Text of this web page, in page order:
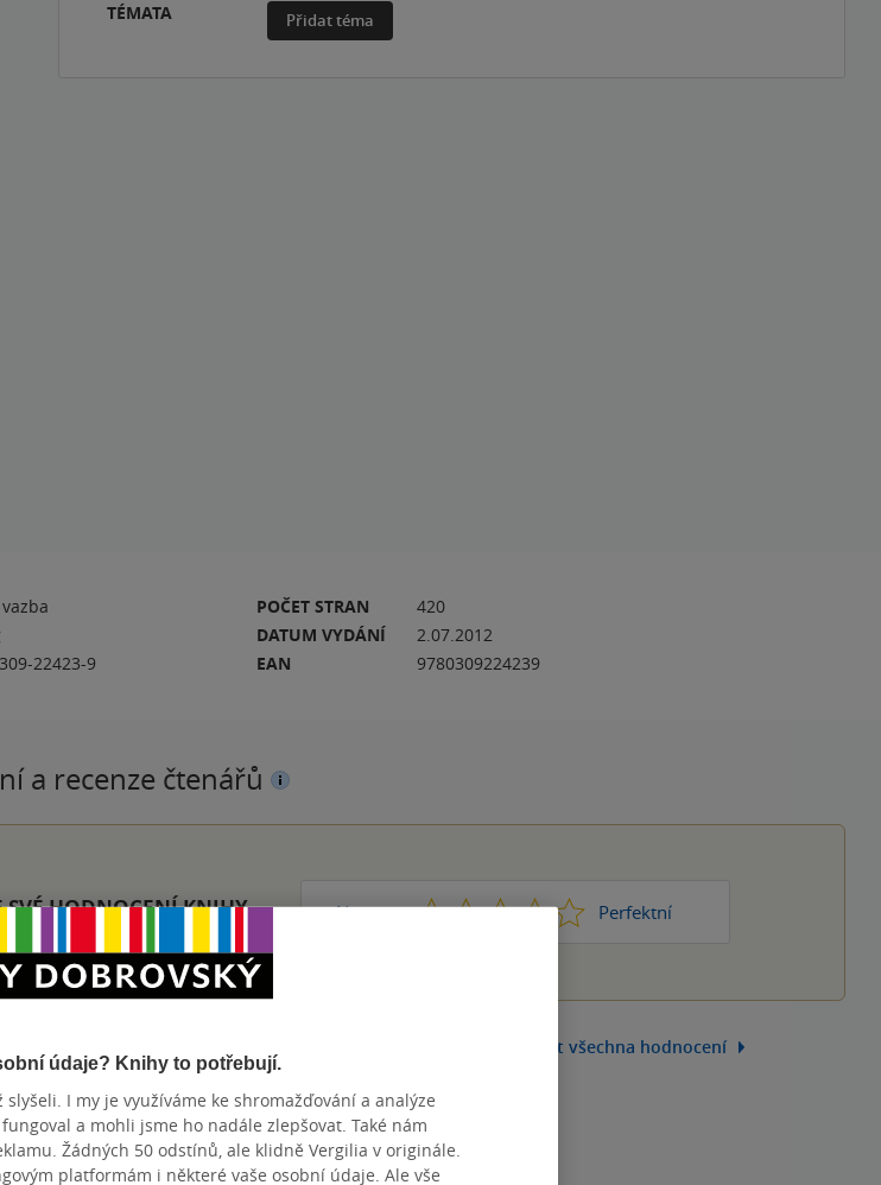
TÉMATA
Přidat téma
22423-9
POČET STRAN
420
DATUM VYDÁNÍ
2.07.2012
EAN
9780309224239
a recenze čtenářů
SVÉ HODNOCENÍ KNIHY Nic moc 1 2 3 4 Perfektní
5
Zobrazit všechna hodnocení
Přidat hodnocení
údaje? Knihy to potřebují.
I my je využíváme ke shromažďování a analýze
a mohli jsme ho nadále zlepšovat. Také nám
Žádných 50 odstínů, ale klidně Vergilia v originále.
platformám i některé vaše osobní údaje. Ale vše